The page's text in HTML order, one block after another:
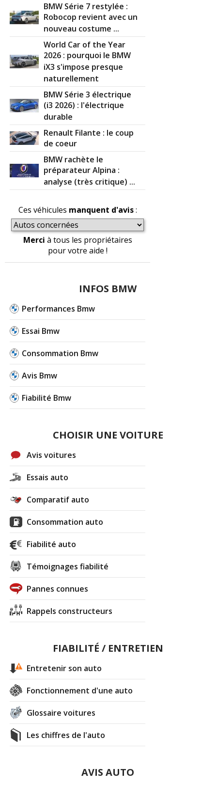
BMW Série 7 restylée :
Robocop revient avec un
nouveau costume ...
World Car of the Year
2026 : pourquoi le BMW
iX3 s'impose presque
naturellement
BMW Série 3 électrique
(i3 2026) : l'électrique
durable
Renault Filante : le coup
de coeur
BMW rachète le
préparateur Alpina :
analyse (très critique) ...
Ces véhicules manquent d'avis:
Merci à tous les propriétaires
pour votre aide !
INFOS BMW
Performances Bmw
Essai Bmw
Consommation Bmw
Avis Bmw
Fiabilité Bmw
CHOISIR UNE VOITURE
Avis voitures
Essais auto
Comparatif auto
Consommation auto
Fiabilité auto
Témoignages fiabilité
Pannes connues
Rappels constructeurs
FIABILITÉ / ENTRETIEN
Entretenir son auto
Fonctionnement d'une auto
Glossaire voitures
Les chiffres de l'auto
AVIS AUTO